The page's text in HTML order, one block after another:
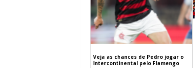
Veja as chances de Pedro jogar o
Intercontinental pelo Flamengo